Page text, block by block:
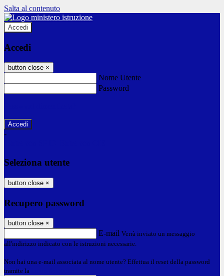
Salta al contenuto
Accedi
Accedi
button close ×
Nome Utente
Password
-
Seleziona utente
button close ×
Recupero password
button close ×
E-mail Verrà inviato un messaggio
all'indirizzo indicato con le istruzioni necessarie.
Non hai una e-mail associata al nome utente? Effettua il reset della password
tramite la